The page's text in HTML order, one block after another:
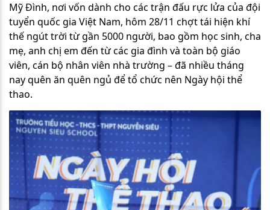
Mỹ Đình, nơi vốn dành cho các trận đấu rực lửa của đội
tuyển quốc gia Việt Nam, hôm 28/11 chợt tái hiện khí
thế ngút trời từ gần 5000 người, bao gồm học sinh, cha
mẹ, anh chị em đến từ các gia đình và toàn bộ giáo
viên, cán bộ nhân viên nhà trường – đã nhiều tháng
nay quên ăn quên ngủ để tổ chức nên Ngày hội thể
thao.